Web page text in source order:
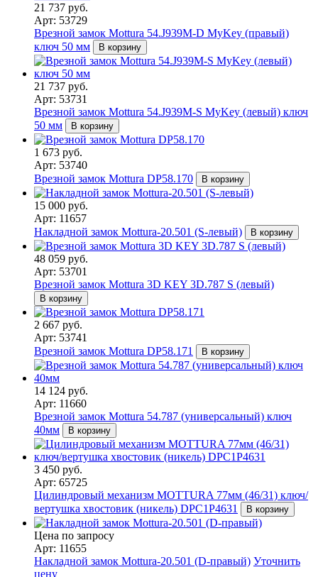
21 737 руб.
Арт: 53729
Врезной замок Mottura 54.J939M-D MyKey (правый)
ключ 50 мм
В корзину
21 737 руб.
Арт: 53731
Врезной замок Mottura 54.J939M-S MyKey (левый) ключ
50 мм
В корзину
1 673 руб.
Арт: 53740
Врезной замок Mottura DP58.170
В корзину
15 000 руб.
Арт: 11657
Накладной замок Mottura-20.501 (S-левый)
В корзину
48 059 руб.
Арт: 53701
Врезной замок Mottura 3D KEY 3D.787 S (левый)
В корзину
2 667 руб.
Арт: 53741
Врезной замок Mottura DP58.171
В корзину
14 124 руб.
Арт: 11660
Врезной замок Mottura 54.787 (универсальный) ключ
40мм
В корзину
3 450 руб.
Арт: 65725
Цилиндровый механизм MOTTURA 77мм (46/31) ключ/
вертушка хвостовик (никель) DPC1P4631
В корзину
Цена по запросу
Арт: 11655
Накладной замок Mottura-20.501 (D-правый) Уточнить
цену